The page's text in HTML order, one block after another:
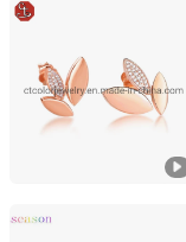
CT COLOR CO,
Guangdong,